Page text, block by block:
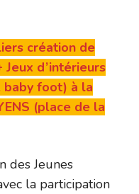
création de
Jeux d’intérieurs
baby foot) à la
(place de la
des Jeunes
la participation